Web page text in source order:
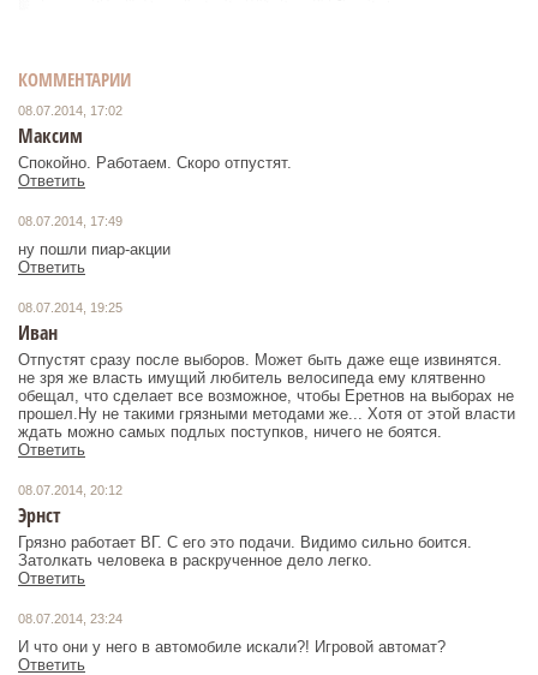
КОММЕНТАРИИ
08.07.2014, 17:02
Максим
Спокойно. Работаем. Скоро отпустят.
Ответить
08.07.2014, 17:49
ну пошли пиар-акции
Ответить
08.07.2014, 19:25
Иван
Отпустят сразу после выборов. Может быть даже еще извинятся.
не зря же власть имущий любитель велосипеда ему клятвенно
обещал, что сделает все возможное, чтобы Еретнов на выборах не
прошел.Ну не такими грязными методами же... Хотя от этой власти
ждать можно самых подлых поступков, ничего не боятся.
Ответить
08.07.2014, 20:12
Эрнст
Грязно работает ВГ. С его это подачи. Видимо сильно боится.
Затолкать человека в раскрученное дело легко.
Ответить
08.07.2014, 23:24
И что они у него в автомобиле искали?! Игровой автомат?
Ответить